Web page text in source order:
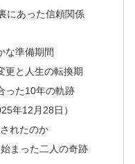
にあった信頼関係
な準備期間
更と人生の転換期
った10年の軌跡
年12月28日）
れたのか
まった二人の奇跡